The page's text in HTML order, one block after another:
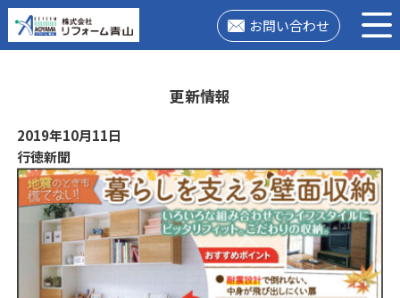
お問い合わせ
更新情報
2019年10月11日
行徳新聞